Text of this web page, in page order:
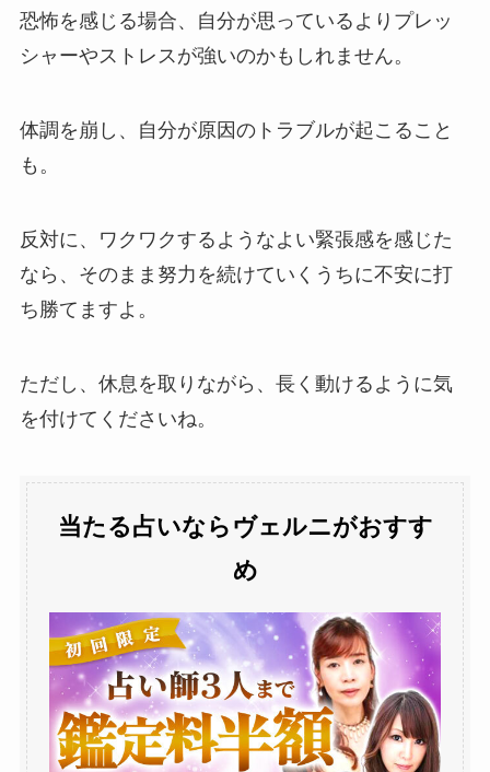
恐怖を感じる場合、自分が思っているよりプレッ
シャーやストレスが強いのかもしれません。
体調を崩し、自分が原因のトラブルが起こること
も。
反対に、ワクワクするようなよい緊張感を感じた
なら、そのまま努力を続けていくうちに不安に打
ち勝てますよ。
ただし、休息を取りながら、長く動けるように気
を付けてくださいね。
当たる占いならヴェルニがおすす
め